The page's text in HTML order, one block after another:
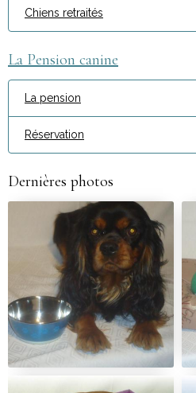
Chiens retraités
La Pension canine
La pension
Réservation
Dernières photos